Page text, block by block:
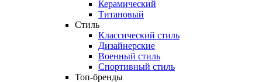
Керамический
Титановый
Стиль
Классический стиль
Дизайнерские
Военный стиль
Спортивный стиль
Топ-бренды